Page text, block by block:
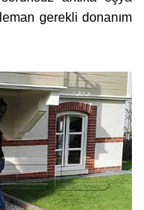
gerekli donanım